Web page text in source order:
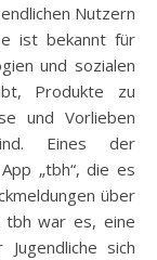
Nutzern
ist bekannt für
und sozialen
Produkte zu
und Vorlieben
Eines der
„tbh“, die es
über
tbh war es, eine
sich